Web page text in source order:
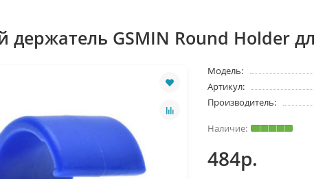
держатель GSMIN Round Holder
Модель:
Артикул:
Производитель:
484р.